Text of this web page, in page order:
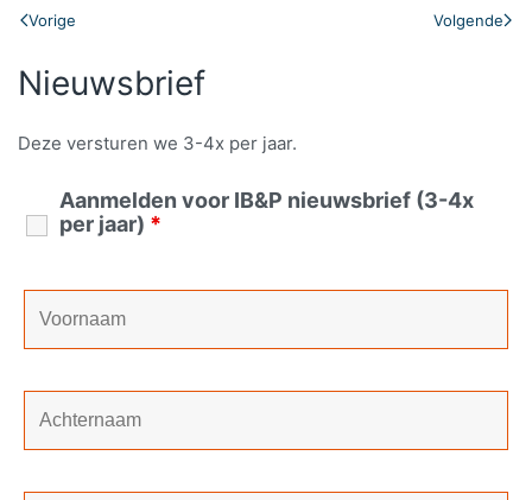
Vorige Volgende
Nieuwsbrief
Deze versturen we 3-4x per jaar.
Aanmelden voor IB&P nieuwsbrief (3-4x
per jaar) *